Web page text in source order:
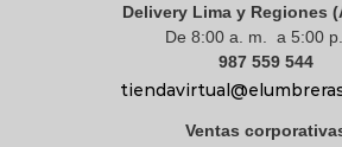
Delivery Lima y Regiones
De 8:00 a. m. a 5:00 p.
987 559 544
Ventas